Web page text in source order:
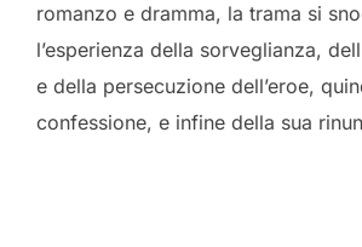
romanzo e dramma, la trama si
l’esperienza della sorveglianza,
e della persecuzione dell’eroe,
confessione, e infine della sua